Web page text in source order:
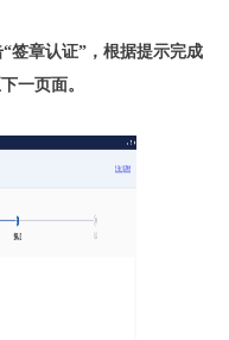
签章认证”，根据提示完成
一页面。